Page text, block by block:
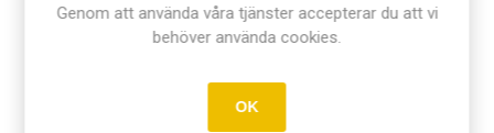
ÖVERSIKT
Genom att använda våra tjänster accepterar du att vi
behöver använda cookies.
OK